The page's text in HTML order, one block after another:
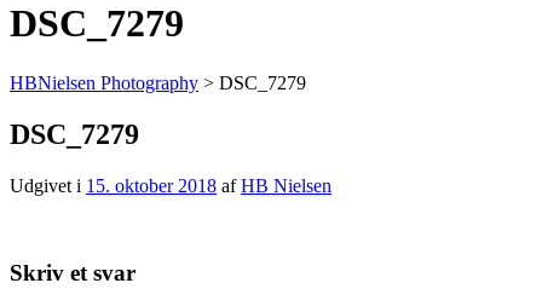
DSC_7279
HBNielsen Photography > DSC_7279
DSC_7279
Udgivet i 15. oktober 2018 afHB Nielsen
Skriv et svar